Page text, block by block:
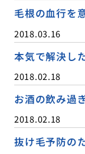
毛根の血行を
2018.03.16
本気で解決し
2018.02.18
お酒の飲み過
2018.02.18
抜け毛予防の